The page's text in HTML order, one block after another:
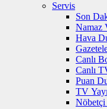
Servis
Son
Namaz
Hava
Canlı
Canlı
Puan
TV
Nöbetçi